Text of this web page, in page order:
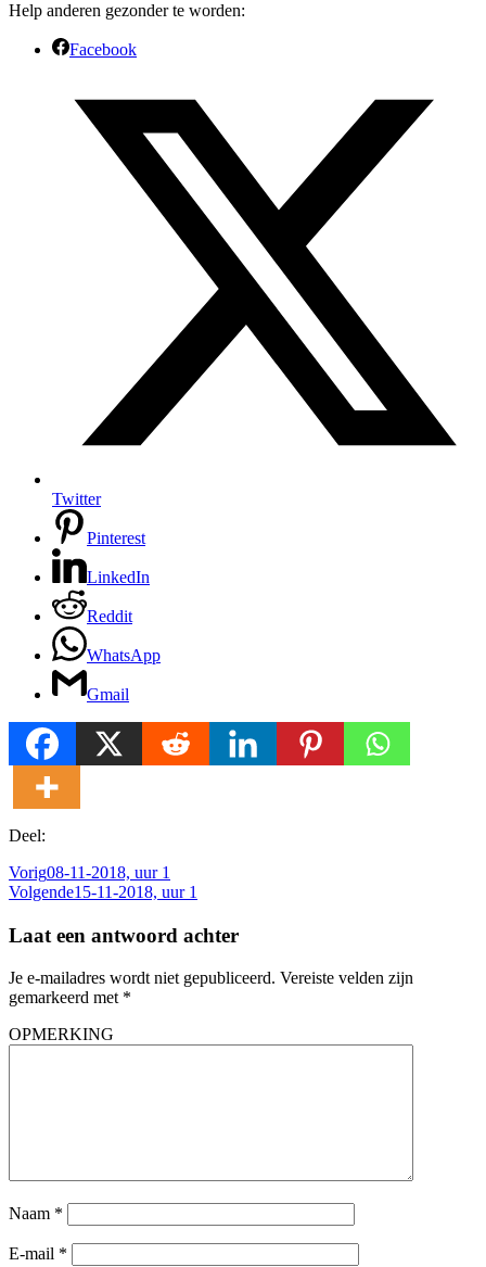
Help anderen gezonder te worden:
Facebook
Twitter
Pinterest
LinkedIn
Reddit
WhatsApp
Gmail
Deel:
Vorig08-11-2018, uur 1
Volgende15-11-2018, uur 1
Laat een antwoord achter
Je e-mailadres wordt niet gepubliceerd. Vereiste velden zijn
gemarkeerd met *
OPMERKING
Naam *
E-mail *